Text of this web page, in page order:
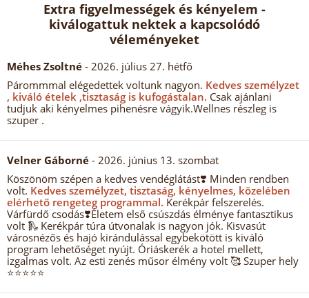
Extra figyelmességek és kényelem -
kiválogattuk nektek a kapcsolódó
véleményeket
Méhes Zsoltné - 2026. július 27. hétfő
Párommmal elégedettek voltunk nagyon. Kedves személyzet
, kiváló ételek ,tisztaság is kufogástalan. Csak ajánlani
tudjuk aki kényelmes pihenésre vágyik.Wellnes részleg is
szuper .
Velner Gáborné - 2026. június 13. szombat
Köszönöm szépen a kedves vendéglátást❣️ Minden rendben
volt. Kedves személyzet, tisztaság, kényelmes, közelében
elérhető rengeteg programmal. Kerékpár felszerelés.
Várfürdő csodás❣️Életem első csúszdás élménye fantasztikus
volt 🛝 Kerékpár túra útvonalak is nagyon jók. Kisvasút
városnézős és hajó kirándulással egybekötött is kiváló
program lehetőséget nyújt. Óriáskerék a hotel mellett,
izgalmas volt. Az esti zenés műsor élmény volt 🥰 Szuper hely
⭐⭐⭐⭐⭐